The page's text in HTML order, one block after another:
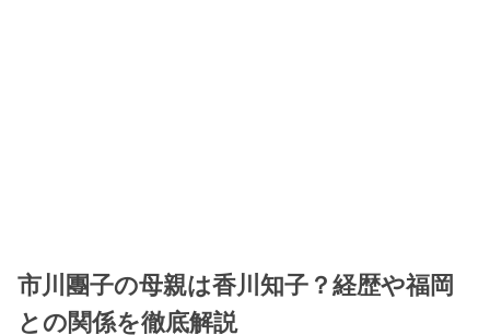
市川團子の母親は香川知子？経歴や福岡
との関係を徹底解説